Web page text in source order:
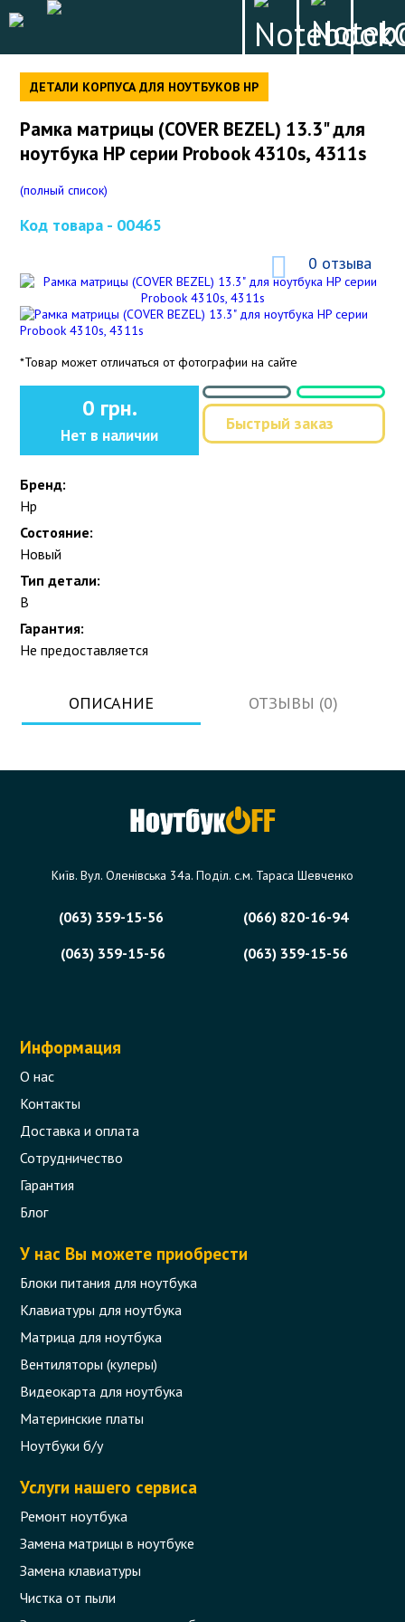
ДЕТАЛИ КОРПУСА ДЛЯ НОУТБУКОВ HP
Рамка матрицы (COVER BEZEL) 13.3" для
ноутбука HP серии Probook 4310s, 4311s
(полный список)
Код товара - 00465
0 отзыва
*Товар может отличаться от фотографии на сайте
0 грн.
Нет в наличии
Быстрый заказ
Бренд:
Hp
Состояние:
Новый
Тип детали:
B
Гарантия:
Не предоставляется
ОПИСАНИЕ ОТЗЫВЫ (0)
Київ. Вул. Оленівська 34а. Поділ. с.м. Тараса Шевченко
(063) 359-15-56
(066) 820-16-94
(063) 359-15-56
(063) 359-15-56
Информация
О нас
Контакты
Доставка и оплата
Сотрудничество
Гарантия
Блог
У нас Вы можете приобрести
Блоки питания для ноутбука
Клавиатуры для ноутбука
Матрица для ноутбука
Вентиляторы (кулеры)
Видеокарта для ноутбука
Материнские платы
Ноутбуки б/у
Услуги нашего сервиса
Ремонт ноутбука
Замена матрицы в ноутбуке
Замена клавиатуры
Чистка от пыли